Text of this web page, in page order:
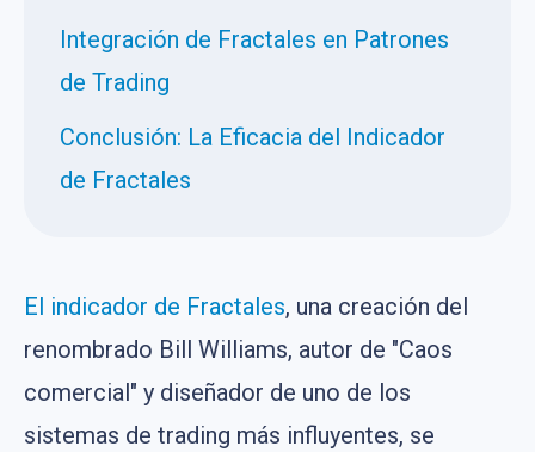
Integración de Fractales en Patrones
de Trading
Conclusión: La Eficacia del Indicador
de Fractales
El indicador de Fractales, una creación del
renombrado Bill Williams, autor de "Caos
comercial" y diseñador de uno de los
sistemas de trading más influyentes, se